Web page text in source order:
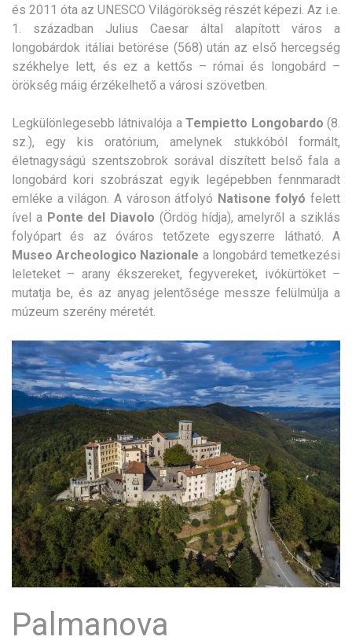
és 2011 óta az UNESCO Világörökség részét képezi. Az i.e.
1. században Julius Caesar által alapított város a
longobárdok itáliai betörése (568) után az első hercegség
székhelye lett, és ez a kettős – római és longobárd –
örökség máig érzékelhető a városi szövetben.
Legkülönlegesebb látnivalója aTempietto Longobardo (8.
sz.), egy kis oratórium, amelynek stukkóból formált,
életnagyságú szentszobrok sorával díszített belső fala a
longobárd kori szobrászat egyik legépebben fennmaradt
emléke a világon. A városon átfolyó Natisone folyó felett
ível a Ponte del Diavolo (Ördög hídja), amelyről a sziklás
folyópart és az óváros tetőzete egyszerre látható. A
Museo Archeologico Nazionale a longobárd temetkezési
leleteket – arany ékszereket, fegyvereket, ivókürtöket –
mutatja be, és az anyag jelentősége messze felülmúlja a
múzeum szerény méretét.
Palmanova